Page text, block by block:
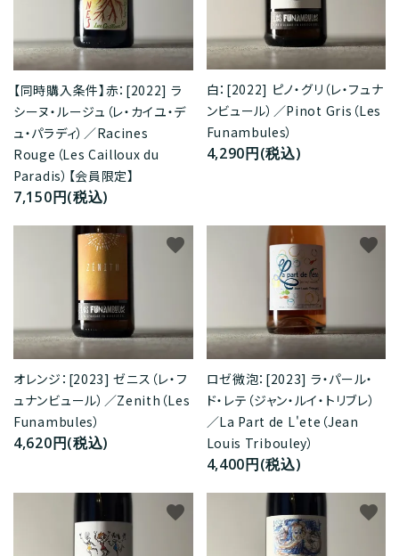
【同時購入条件】赤：[2022] ラ
シーヌ・ルージュ（レ・カイユ・デ
ュ・パラディ）／Racines
Rouge（Les Cailloux du
Paradis）【会員限定】
7,150円(税込)
白：[2022] ピノ・グリ（レ・フュナ
ンビュール）／Pinot Gris（Les
Funambules）
4,290円(税込)
オレンジ：[2023] ゼニス（レ・フ
ュナンビュール）／Zenith（Les
Funambules）
4,620円(税込)
favorite
ロゼ微泡：[2023] ラ・パール・
ド・レテ（ジャン・ルイ・トリブレ）
／La Part de L'ete（Jean
Louis Tribouley）
4,400円(税込)
favorite
favorite favorite